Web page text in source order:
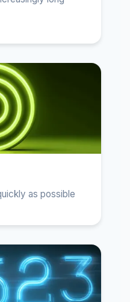
as possible